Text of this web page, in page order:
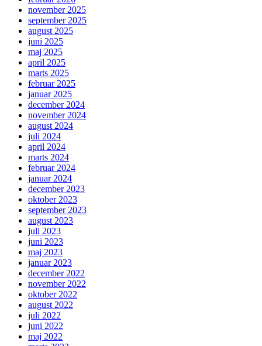
november 2025
september 2025
august 2025
juni 2025
maj 2025
april 2025
marts 2025
februar 2025
januar 2025
december 2024
november 2024
august 2024
juli 2024
april 2024
marts 2024
februar 2024
januar 2024
december 2023
oktober 2023
september 2023
august 2023
juli 2023
juni 2023
maj 2023
januar 2023
december 2022
november 2022
oktober 2022
august 2022
juli 2022
juni 2022
maj 2022